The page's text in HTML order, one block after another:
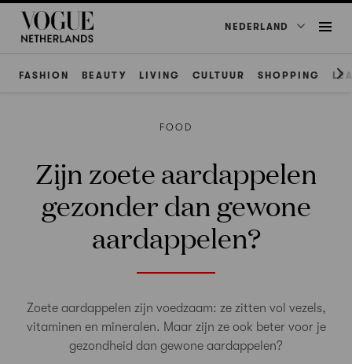
NEDERLAND
FASHION BEAUTY LIVING CULTUUR SHOPPING
FOOD
Zijn zoete aardappelen
gezonder dan gewone
aardappelen?
Zoete aardappelen zijn voedzaam: ze zitten vol vezels,
vitaminen en mineralen. Maar zijn ze ook beter voor je
gezondheid dan gewone aardappelen?